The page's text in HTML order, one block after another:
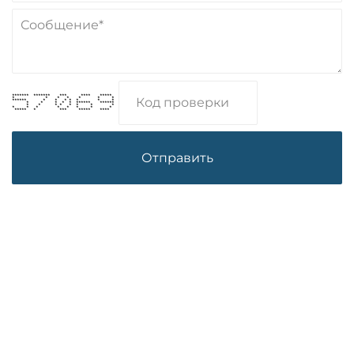
******* ******* *** **** *****
* * * * * * *
****** * * * * * * *
* * * * * ****** ******
* * * * * * * *
* * * * * * * *
***** * *** ***** ****